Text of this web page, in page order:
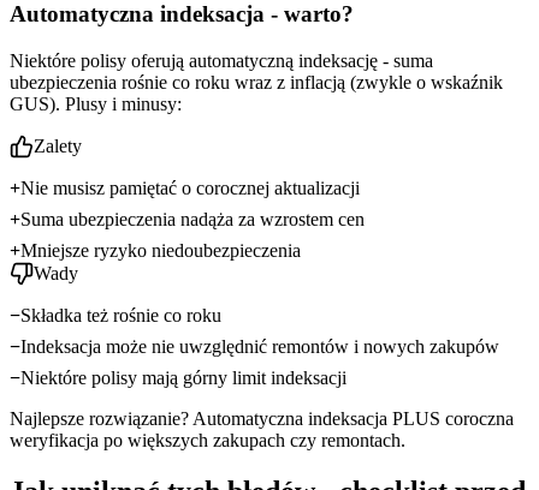
Automatyczna indeksacja - warto?
Niektóre polisy oferują automatyczną indeksację - suma
ubezpieczenia rośnie co roku wraz z inflacją (zwykle o wskaźnik
GUS). Plusy i minusy:
Zalety
Nie musisz pamiętać o corocznej aktualizacji
Suma ubezpieczenia nadąża za wzrostem cen
Mniejsze ryzyko niedoubezpieczenia
Wady
Składka też rośnie co roku
Indeksacja może nie uwzględnić remontów i nowych zakupów
Niektóre polisy mają górny limit indeksacji
Najlepsze rozwiązanie? Automatyczna indeksacja PLUS coroczna
weryfikacja po większych zakupach czy remontach.